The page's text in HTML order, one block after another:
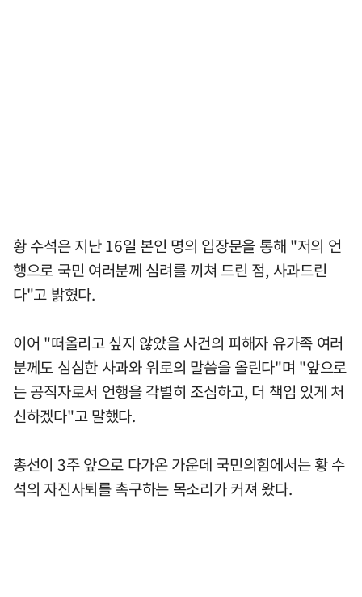
황 수석은 지난 16일 본인 명의 입장문을 통해 "저의 언
행으로 국민 여러분께 심려를 끼쳐 드린 점, 사과드린
다"고 밝혔다.
이어 "떠올리고 싶지 않았을 사건의 피해자 유가족 여러
분께도 심심한 사과와 위로의 말씀을 올린다"며 "앞으로
는 공직자로서 언행을 각별히 조심하고, 더 책임 있게 처
신하겠다"고 말했다.
총선이 3주 앞으로 다가온 가운데 국민의힘에서는 황 수
석의 자진사퇴를 촉구하는 목소리가 커져 왔다.